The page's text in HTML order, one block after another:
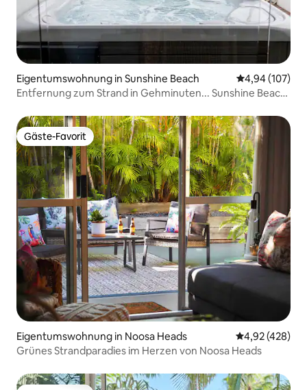
Eigentumswohnung in Sunshine Beach
4,94 (107)
Entfernung zum Strand in Gehminuten... Sunshine Beach
Gäste-Favorit
Gäste-Favorit
Eigentumswohnung in Noosa Heads
4,92 (428)
Grünes Strandparadies im Herzen von Noosa Heads